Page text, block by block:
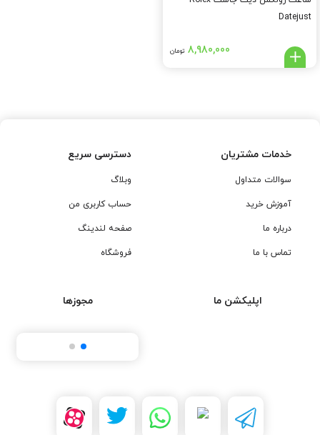
Datejust
8,980,000 تومان
خدمات مشتریان
سوالات متداول
آموزش خرید
درباره ما
تماس با ما
دسترسی سریع
وبلاگ
حساب کاربری من
صفحه لندینگ
فروشگاه
اپلیکشن ما مجوزها